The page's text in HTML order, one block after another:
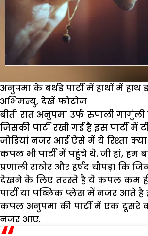
अनुपमा के बर्थडे पार्टी में हाथों में
अभिमन्यु, देखें फोटोज
बीती रात अनुपमा उर्फ रुपाली गागुंली
जिसकी पार्टी रखी गई है इस पार्टी में
जोडियां नजर आई ऐसे में ये रिश्ता
कपल भी पार्टी में पहुंचे थे. जी हां, हम
प्रणाली राठोर और हर्षद चौपड़ा कि
देखने के लिए तरस्ते है ये कपल कम
पार्टी या पब्लिक प्लेस में नजर आते है
कपल अनुपमा की पार्टी में एक दूसरे
नजर आए.